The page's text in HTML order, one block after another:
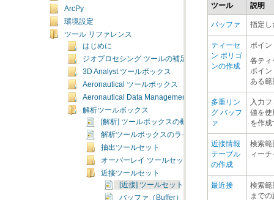
ArcPy
環境設定
ツール リファレンス
はじめに
ジオプロセシング ツールの補足トピック
3D Analyst ツールボックス
Aeronautical ツールボックス
Aeronautical Data Management ツールボックス
解析ツールボックス
[解析] ツールボックスの概要
解析ツールボックスのライセンス
抽出ツールセット
オーバーレイ ツールセット
近接ツールセット
[近接] ツールセットの概要
バッファ（Buffer）
ツール 説明
バッファ 指定し
ンの作成
ポイン
ある範
ァ を作
の作成
ィー
最近接
まで